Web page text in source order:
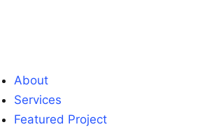
About
Services
Featured Project